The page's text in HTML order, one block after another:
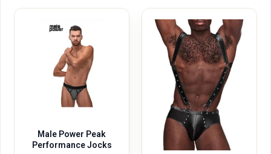
Male Power Peak
Performance Jocks